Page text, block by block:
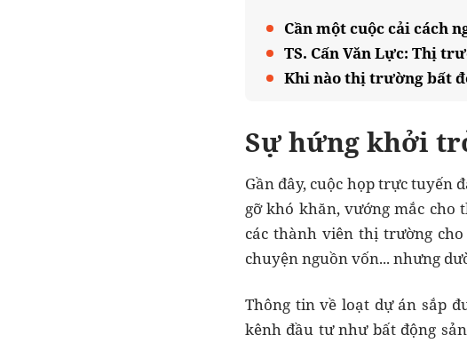
Cần một cuộc cải cách
TS. Cấn Văn Lực: Thị
Khi nào thị trường bất
Sự hứng khởi
Gần đây, cuộc họp trực tuyến
gỡ khó khăn, vướng mắc
các thành viên thị trường
chuyện nguồn vốn... nhưng
Thông tin về loạt dự án sắp
kênh đầu tư như bất động